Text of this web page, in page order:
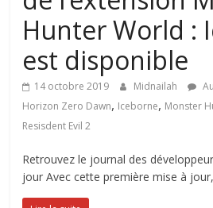
Hunter World :
est disponible
14 octobre 2019 Midnailah
Horizon Zero Dawn, Iceborne, Monster
Resisdent Evil 2
Retrouvez le journal des
jour Avec cette première mise à